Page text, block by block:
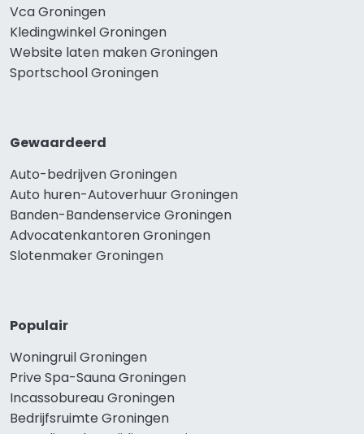
Vca Groningen
Kledingwinkel Groningen
Website laten maken Groningen
Sportschool Groningen
Gewaardeerd
Auto-bedrijven Groningen
Auto huren-Autoverhuur Groningen
Banden-Bandenservice Groningen
Advocatenkantoren Groningen
Slotenmaker Groningen
Populair
Woningruil Groningen
Prive Spa-Sauna Groningen
Incassobureau Groningen
Bedrijfsruimte Groningen